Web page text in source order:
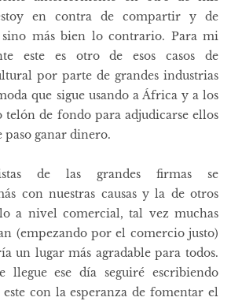
en contra de compartir y de
más bien lo contrario. Para mi
este es otro de esos casos de
por parte de grandes industrias
que sigue usando a África y a los
telón de fondo para adjudicarse ellos
paso ganar dinero.
de las grandes firmas se
con nuestras causas y la de otros
a nivel comercial, tal vez muchas
(empezando por el comercio justo)
un lugar más agradable para todos.
llegue ese día seguiré escribiendo
con la esperanza de fomentar el